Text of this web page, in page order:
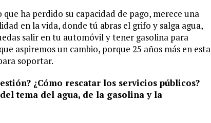
ha perdido su capacidad de pago, merece una
en la vida, donde tú abras el grifo y salga agua,
salir en tu automóvil y tener gasolina para
aspiremos un cambio, porque 25 años más en esta
soportar.
¿Cómo rescatar los servicios públicos?
tema del agua, de la gasolina y la